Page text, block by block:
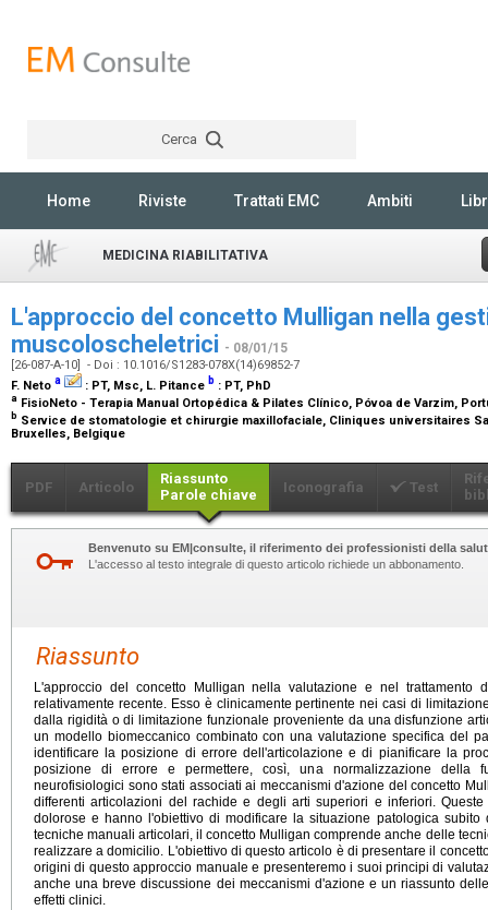
Cerca
Home Riviste Trattati EMC Ambiti
MEDICINA RIABILITATIVA
L'approccio del concetto Mulligan nella
muscoloscheletrici - 08/01/15
[26-087-A-10] - Doi : 10.1016/S1283-078X(14)69852-7
F. Neto a : PT, Msc, L. Pitance b : PT, PhD
a FisioNeto - Terapia Manual Ortopédica & Pilates Clínico, Póvoa de Varzim,
b Service de stomatologie et chirurgie maxillofaciale, Cliniques universitaires
Bruxelles, Belgique
PDF Articolo
Riassunto
Parole chiave
Iconografia Test
Benvenuto su EM|consulte, il riferimento dei professionisti della
L'accesso al testo integrale di questo articolo richiede un abbonamento.
Riassunto
L'approccio del concetto Mulligan nella valutazione e nel trattamento
relativamente recente. Esso è clinicamente pertinente nei casi di
dalla rigidità o di limitazione funzionale proveniente da una disfunzione
un modello biomeccanico combinato con una valutazione specifica del
identificare la posizione di errore dell'articolazione e di pianificare la
posizione di errore e permettere, così, una normalizzazione della
neurofisiologici sono stati associati ai meccanismi d'azione del concetto
differenti articolazioni del rachide e degli arti superiori e inferiori.
dolorose e hanno l'obiettivo di modificare la situazione patologica
tecniche manuali articolari, il concetto Mulligan comprende anche delle
realizzare a domicilio. L'obiettivo di questo articolo è di presentare il
origini di questo approccio manuale e presenteremo i suoi principi di
anche una breve discussione dei meccanismi d'azione e un riassunto
effetti clinici.